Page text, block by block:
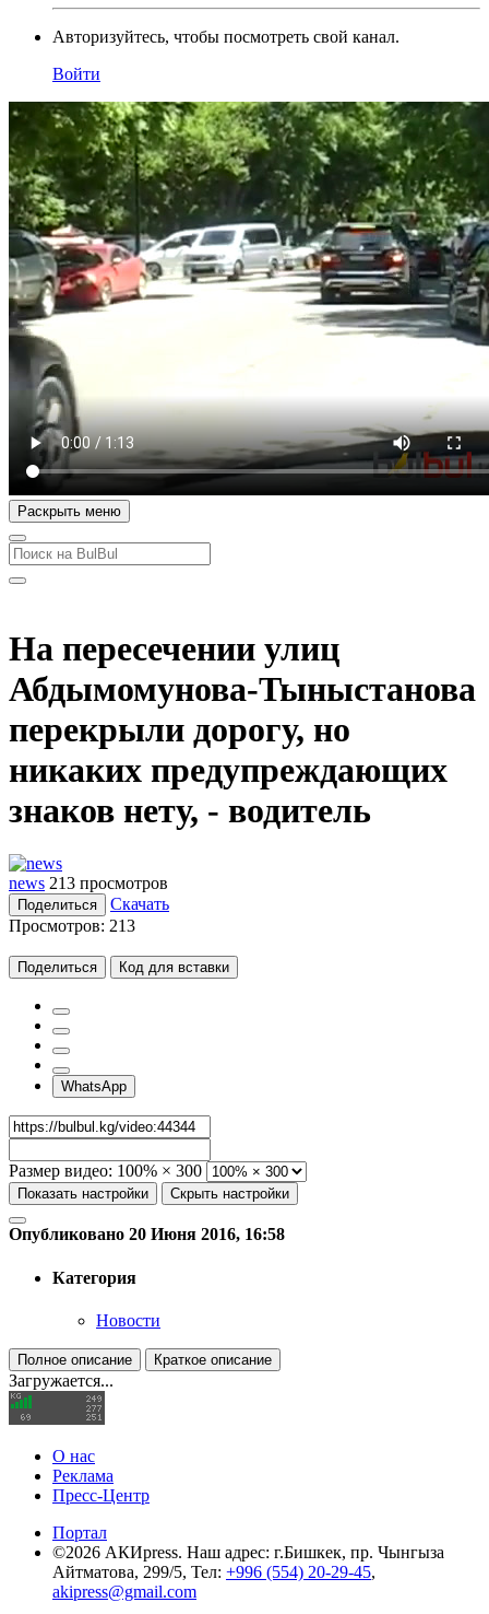
Авторизуйтесь, чтобы посмотреть свой канал.
Войти
Раскрыть меню
На пересечении улиц
Абдымомунова-Тыныстанова
перекрыли дорогу, но
никаких предупреждающих
знаков нету, - водитель
news 213 просмотров
Поделиться
Скачать
Просмотров: 213
Поделиться Код для вставки
WhatsApp
Размер видео: 100% × 300
Показать настройки Скрыть настройки
Опубликовано 20 Июня 2016, 16:58
Категория
Новости
Полное описание Краткое описание
Загружается...
О нас
Реклама
Пресс-Центр
Портал
©2026 АКИpress. Наш адрес: г.Бишкек, пр. Чынгыза
Айтматова, 299/5, Тел: +996 (554) 20-29-45,
akipress@gmail.com